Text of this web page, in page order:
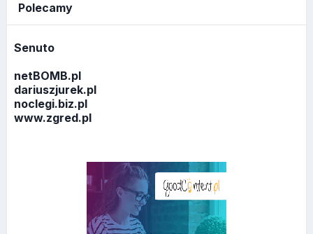
Polecamy
Senuto
netBOMB.pl
dariuszjurek.pl
noclegi.biz.pl
www.zgred.pl